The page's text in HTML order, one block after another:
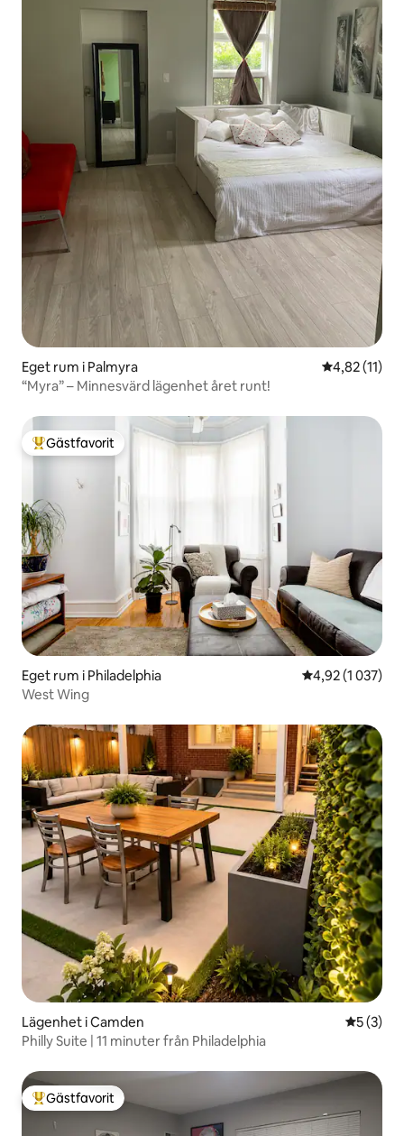
Eget rum i Palmyra 4,82 av 5 i
4,82 (11)
“Myra” – Minnesvärd lägenhet året runt!
Populär gästfavorit
Gästfavorit
Eget rum i Philadelphia 4,92 av 5 i
4,92 (1 037)
West Wing
Lägenhet i Camden 5 av 5 i
5 (3)
Philly Suite | 11 minuter från Philadelphia
Populär gästfavorit
Gästfavorit